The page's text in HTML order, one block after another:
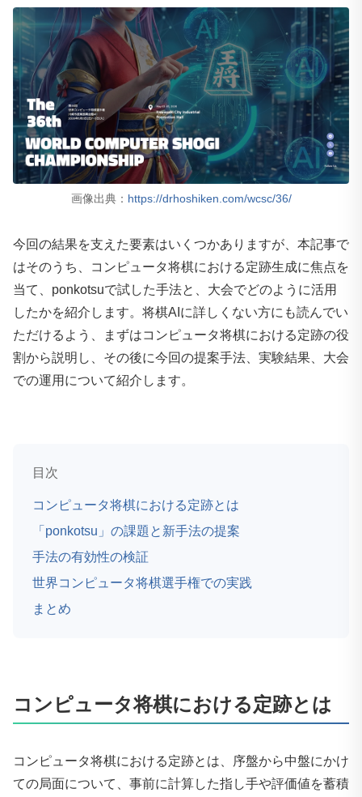
画像出典： https://drhoshiken.com/wcsc/36/
今回の結果を支えた要素はいくつかありますが、本記事で
はそのうち、コンピュータ将棋における定跡生成に焦点を
当て、ponkotsuで試した手法と、大会でどのように活用
したかを紹介します。将棋AIに詳しくない方にも読んでい
ただけるよう、まずはコンピュータ将棋における定跡の役
割から説明し、その後に今回の提案手法、実験結果、大会
での運用について紹介します。
目次
コンピュータ将棋における定跡とは
「ponkotsu」の課題と新手法の提案
手法の有効性の検証
世界コンピュータ将棋選手権での実践
まとめ
コンピュータ将棋における定跡とは
コンピュータ将棋における定跡とは、序盤から中盤にかけ
ての局面について、事前に計算した指し手や評価値を蓄積